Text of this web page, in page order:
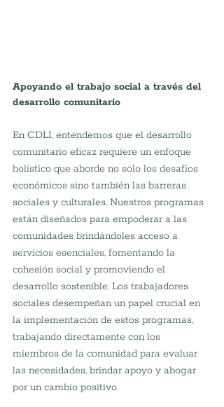
Apoyando el trabajo social a través del
desarrollo comunitario
En CDLI, entendemos que el desarrollo
comunitario eficaz requiere un enfoque
holístico que aborde no sólo los desafíos
económicos sino también las barreras
sociales y culturales. Nuestros programas
están diseñados para empoderar a las
comunidades brindándoles acceso a
servicios esenciales, fomentando la
cohesión social y promoviendo el
desarrollo sostenible. Los trabajadores
sociales desempeñan un papel crucial en
la implementación de estos programas,
trabajando directamente con los
miembros de la comunidad para evaluar
las necesidades, brindar apoyo y abogar
por un cambio positivo.